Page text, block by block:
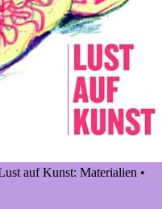
auf Kunst: Materialien •